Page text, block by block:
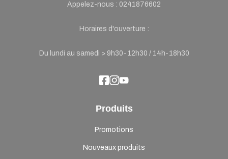
Appelez-nous : 0241876602
Horaires d'ouverture :
Du lundi au samedi > 9h30-12h30 / 14h-18h30
Produits
Promotions
Nouveaux produits